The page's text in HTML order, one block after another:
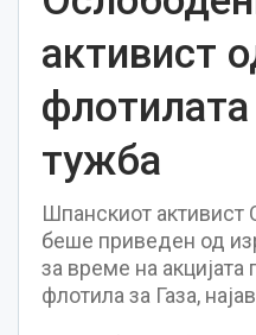
активист
флотилата
тужба
Шпанскиот активист
беше приведен од
за време на
флотила за Газа,